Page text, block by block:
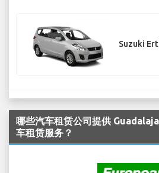
Suzuki
哪些汽车租赁公司提供
车租赁服务？